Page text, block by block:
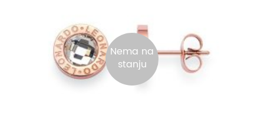
Nema na
stanju